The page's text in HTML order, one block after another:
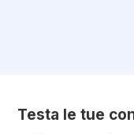
Testa le tue